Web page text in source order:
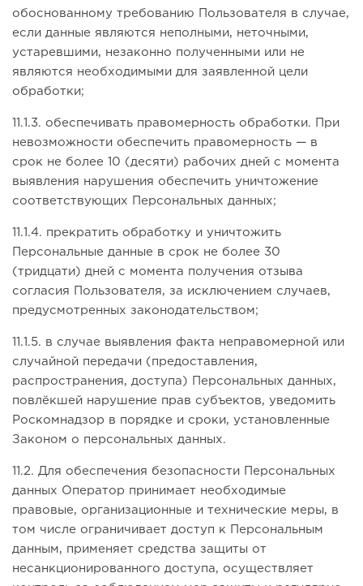
обоснованному требованию Пользователя в случае,
если данные являются неполными, неточными,
устаревшими, незаконно полученными или не
являются необходимыми для заявленной цели
обработки;
11.1.3. обеспечивать правомерность обработки. При
невозможности обеспечить правомерность — в
срок не более 10 (десяти) рабочих дней с момента
выявления нарушения обеспечить уничтожение
соответствующих Персональных данных;
11.1.4. прекратить обработку и уничтожить
Персональные данные в срок не более 30
(тридцати) дней с момента получения отзыва
согласия Пользователя, за исключением случаев,
предусмотренных законодательством;
11.1.5. в случае выявления факта неправомерной или
случайной передачи (предоставления,
распространения, доступа) Персональных данных,
повлёкшей нарушение прав субъектов, уведомить
Роскомнадзор в порядке и сроки, установленные
Законом о персональных данных.
11.2. Для обеспечения безопасности Персональных
данных Оператор принимает необходимые
правовые, организационные и технические меры, в
том числе ограничивает доступ к Персональным
данным, применяет средства защиты от
несанкционированного доступа, осуществляет